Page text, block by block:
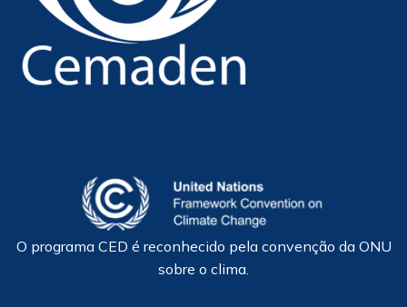
O programa CED é reconhecido pela convenção da ONU
sobre o clima.